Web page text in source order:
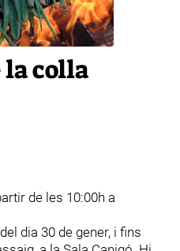
la colla
de les 10:00h a
dia 30 de gener, i fins